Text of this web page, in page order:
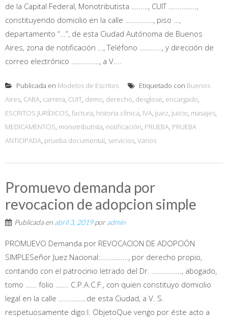
de la Capital Federal, Monotributista ………, CUIT ……………,
constituyendo domicilio en la calle ……………, piso …,
departamento “…”, de esta Ciudad Autónoma de Buenos
Aires, zona de notificación …, Teléfono …………, y dirección de
correo electrónico ……………, a V....
Publicada en Modelos de Escritos Etiquetado con Buenos
Aires, CABA, carrera, CUIT, demo, derecho, desglose, encargado,
ESCRITOS JURÍDICOS, factura, historia clínica, IVA, juez, juicio, masajes,
MEDICAMENTOS, monotributista, notificación, PRUEBA, PRUEBA
ANTICIPADA, prueba documental, servicios, Varios
Promuevo demanda por
revocacion de adopcion simple
Publicada en abril 3, 2019poradmin
PROMUEVO Demanda por REVOCACION DE ADOPCIÓN
SIMPLESeñor Juez Nacional:……………, por derecho propio,
contando con el patrocinio letrado del Dr. ……………., abogado,
tomo …… folio ……. C.P.A.C.F., con quien constituyo domicilio
legal en la calle ……………de esta Ciudad, a V. S.
respetuosamente digo:I. ObjetoQue vengo por éste acto a